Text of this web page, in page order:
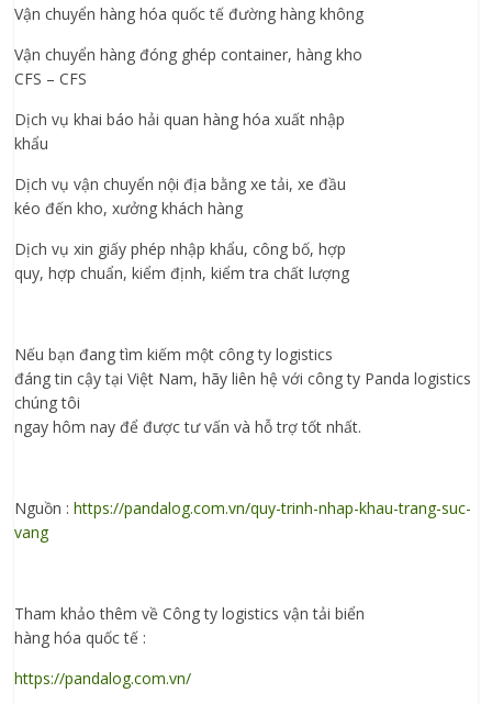
Vận chuyển hàng hóa quốc tế đường hàng không
Vận chuyển hàng đóng ghép container, hàng kho
CFS – CFS
Dịch vụ khai báo hải quan hàng hóa xuất nhập
khẩu
Dịch vụ vận chuyển nội địa bằng xe tải, xe đầu
kéo đến kho, xưởng khách hàng
Dịch vụ xin giấy phép nhập khẩu, công bố, hợp
quy, hợp chuẩn, kiểm định, kiểm tra chất lượng
Nếu bạn đang tìm kiếm một công ty logistics
đáng tin cậy tại Việt Nam, hãy liên hệ với công ty Panda logistics
chúng tôi
ngay hôm nay để được tư vấn và hỗ trợ tốt nhất.
Nguồn :https://pandalog.com.vn/quy-trinh-nhap-khau-trang-suc-
vang
Tham khảo thêm về Công ty logistics vận tải biển
hàng hóa quốc tế :
https://pandalog.com.vn/